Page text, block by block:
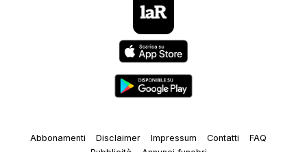
Abbonamenti Disclaimer Impressum Contatti
FAQ